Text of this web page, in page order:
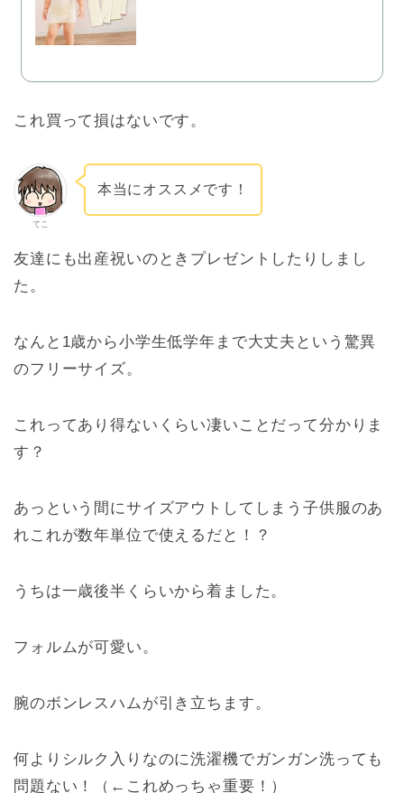
これ買って損はないです。
てこ
本当にオススメです！
友達にも出産祝いのときプレゼントしたりしまし
た。
なんと1歳から小学生低学年まで大丈夫という驚異
のフリーサイズ。
これってあり得ないくらい凄いことだって分かりま
す？
あっという間にサイズアウトしてしまう子供服のあ
れこれが数年単位で使えるだと！？
うちは一歳後半くらいから着ました。
フォルムが可愛い。
腕のボンレスハムが引き立ちます。
何よりシルク入りなのに洗濯機でガンガン洗っても
問題ない！（←これめっちゃ重要！）